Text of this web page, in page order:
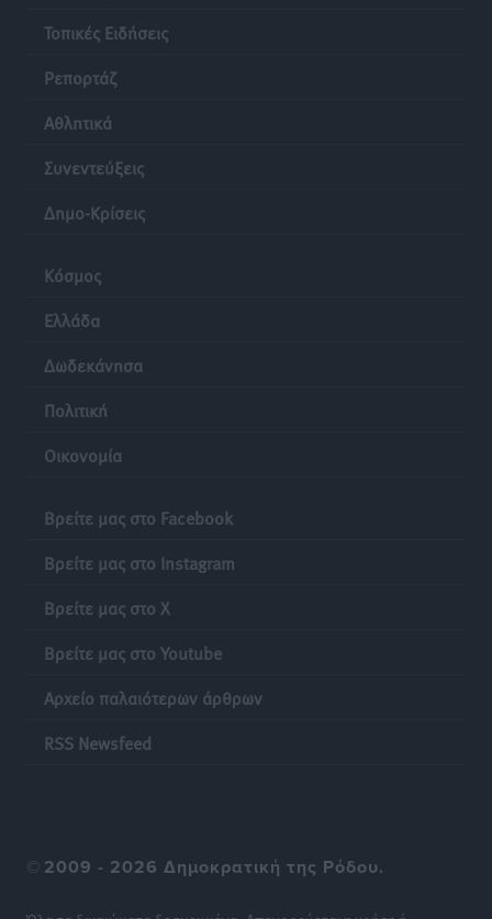
Τοπικές Ειδήσεις
Ρεπορτάζ
Αθλητικά
Συνεντεύξεις
Δημο-Κρίσεις
Κόσμος
Ελλάδα
Δωδεκάνησα
Πολιτική
Οικονομία
Βρείτε μας στο Facebook
Βρείτε μας στο Instagram
Βρείτε μας στο X
Βρείτε μας στο Youtube
Αρχείο παλαιότερων άρθρων
RSS Newsfeed
© 2009 - 2026 Δημοκρατική της Ρόδου.